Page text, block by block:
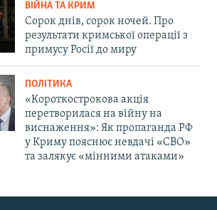
ВІЙНА ТА КРИМ
Сорок днів, сорок ночей. Про
результати кримської операції з
примусу Росії до миру
ПОЛІТИКА
«Короткострокова акція
перетворилася на війну на
виснаження»: Як пропаганда РФ
у Криму пояснює невдачі «СВО»
та залякує «мінними атаками»